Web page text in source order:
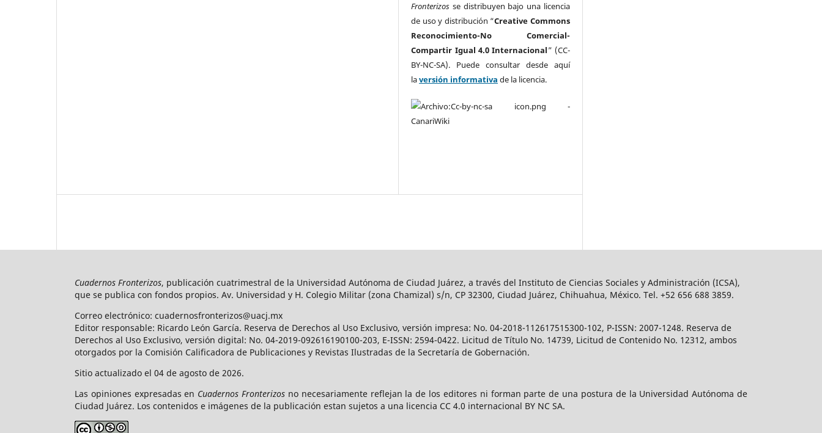
Fronterizos se distribuyen bajo una licencia
de uso y distribución “Creative Commons
Reconocimiento-No Comercial-
Compartir Igual 4.0 Internacional” (CC-
BY-NC-SA). Puede consultar desde aquí
laversión informativa de la licencia.
Cuadernos Fronterizos, publicación cuatrimestral de la Universidad Autónoma de Ciudad Juárez, a través del Instituto de Ciencias Sociales y Administración (ICSA),
que se publica con fondos propios. Av. Universidad y H. Colegio Militar (zona Chamizal) s/n, CP 32300, Ciudad Juárez, Chihuahua, México. Tel. +52 656 688 3859.
Correo electrónico: cuadernosfronterizos@uacj.mx
Editor responsable: Ricardo León García. Reserva de Derechos al Uso Exclusivo, versión impresa: No. 04-2018-112617515300-102, P-ISSN: 2007-1248. Reserva de
Derechos al Uso Exclusivo, versión digital: No. 04-2019-092616190100-203, E-ISSN: 2594-0422. Licitud de Título No. 14739, Licitud de Contenido No. 12312, ambos
otorgados por la Comisión Calificadora de Publicaciones y Revistas Ilustradas de la Secretaría de Gobernación.
Sitio actualizado el 04 de agosto de 2026.
Las opiniones expresadas en Cuadernos Fronterizos no necesariamente reflejan la de los editores ni forman parte de una postura de la Universidad Autónoma de
Ciudad Juárez. Los contenidos e imágenes de la publicación estan sujetos a una licencia CC 4.0 internacional BY NC SA.